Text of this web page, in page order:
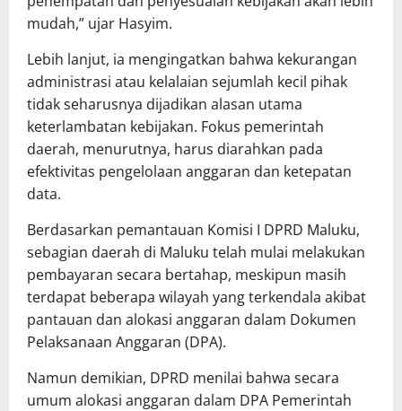
mudah,” ujar Hasyim.
Lebih lanjut, ia mengingatkan bahwa kekurangan
administrasi atau kelalaian sejumlah kecil pihak
tidak seharusnya dijadikan alasan utama
keterlambatan kebijakan. Fokus pemerintah
daerah, menurutnya, harus diarahkan pada
efektivitas pengelolaan anggaran dan ketepatan
data.
Berdasarkan pemantauan Komisi I DPRD Maluku,
sebagian daerah di Maluku telah mulai melakukan
pembayaran secara bertahap, meskipun masih
terdapat beberapa wilayah yang terkendala akibat
pantauan dan alokasi anggaran dalam Dokumen
Pelaksanaan Anggaran (DPA).
Namun demikian, DPRD menilai bahwa secara
umum alokasi anggaran dalam DPA Pemerintah